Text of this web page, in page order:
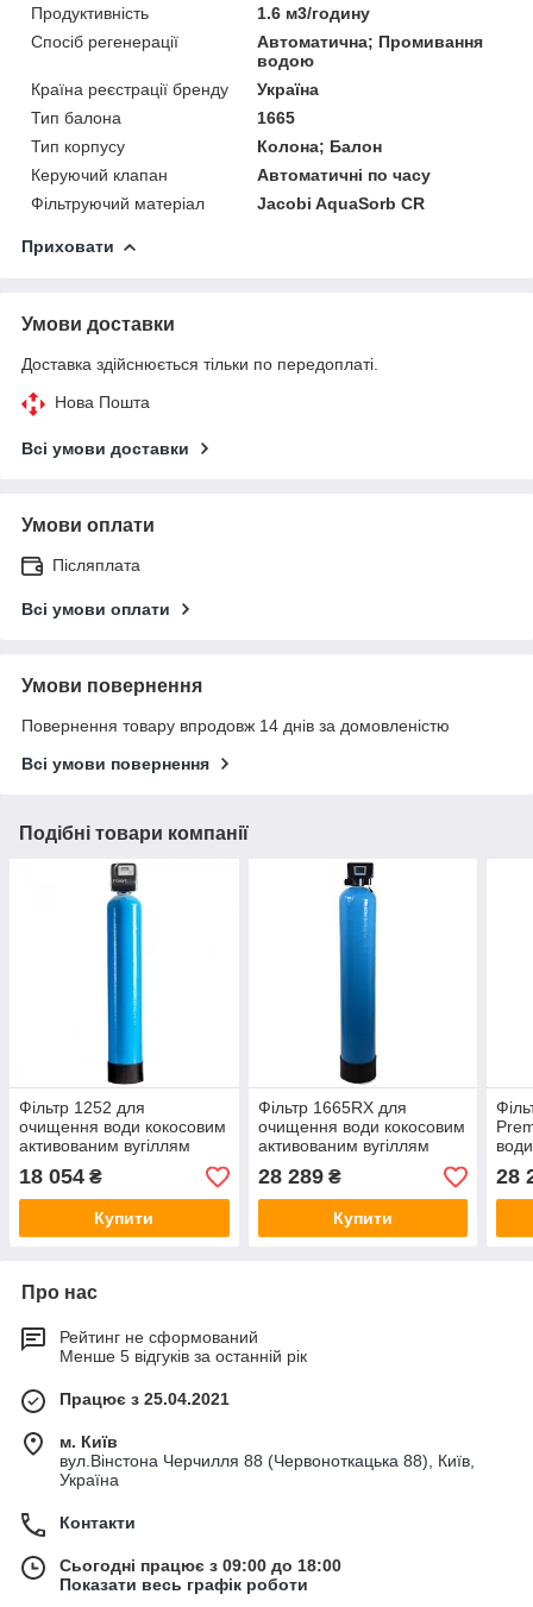
Продуктивність
1.6 м3/годину
Спосіб регенерації
Автоматична; Промивання
водою
Країна реєстрації бренду
Україна
Тип балона
1665
Тип корпусу
Колона; Балон
Керуючий клапан
Автоматичні по часу
Фільтруючий матеріал
Jacobi AquaSorb CR
Приховати
Умови доставки
Доставка здійснюється тільки по передоплаті.
Нова Пошта
Всі умови доставки
Умови оплати
Післяплата
Всі умови оплати
Умови повернення
Повернення товару впродовж 14 днів за домовленістю
Всі умови повернення
Подібні товари компанії
Фільтр 1252 для
очищення води кокосовим
активованим вугіллям
Jacobi, продуктивністю 0,9
м3/год
18 054 ₴
Купити
Фільтр 1665RX для
очищення води кокосовим
активованим вугіллям
DESOTEC, продуктивністю
1,6 м3/годину
28 289₴
Купити
28
Про нас
Рейтинг не сформований
Менше 5 відгуків за останній рік
Працює з 25.04.2021
м. Київ
вул.Вінстона Черчилля 88 (Червоноткацька 88), Київ,
Україна
Контакти
Сьогодні працює з 09:00 до 18:00
Показати весь графік роботи